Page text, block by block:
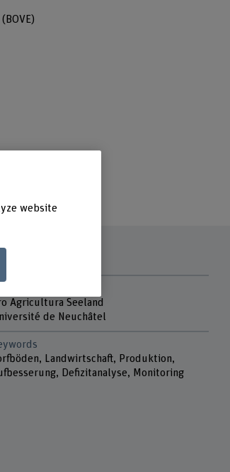
Agricultura Seeland
de Neuchâtel
Landwirtschaft, Produktion,
Defizitanalyse, Monitoring
website